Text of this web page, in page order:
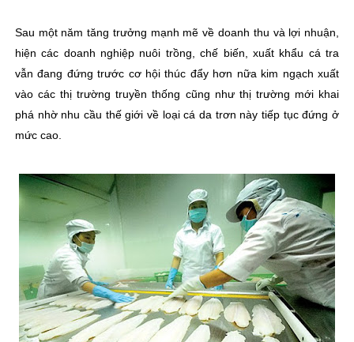
Sau một năm tăng trưởng mạnh mẽ về doanh thu và lợi nhuận,
hiện các doanh nghiệp nuôi trồng, chế biến, xuất khẩu cá tra
vẫn đang đứng trước cơ hội thúc đẩy hơn nữa kim ngạch xuất
vào các thị trường truyền thống cũng như thị trường mới khai
phá nhờ nhu cầu thế giới về loại cá da trơn này tiếp tục đứng ở
mức cao.